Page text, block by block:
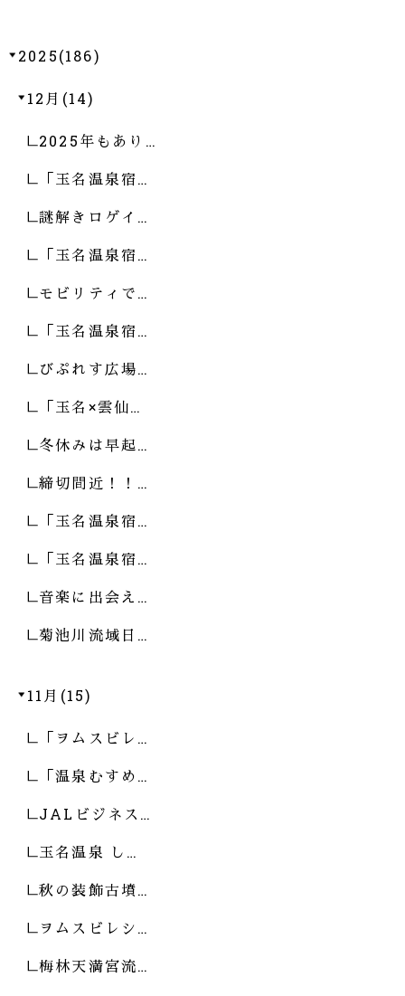
2025(186)
12月(14)
2025年もあり…
「玉名温泉宿…
謎解きロゲイ…
「玉名温泉宿…
モビリティで…
「玉名温泉宿…
びぷれす広場…
「玉名×雲仙…
冬休みは早起…
締切間近！！…
「玉名温泉宿…
「玉名温泉宿…
音楽に出会え…
菊池川流域日…
11月(15)
「ヲムスビレ…
「温泉むすめ…
JALビジネス…
玉名温泉 し…
秋の装飾古墳…
ヲムスビレシ…
梅林天満宮流…